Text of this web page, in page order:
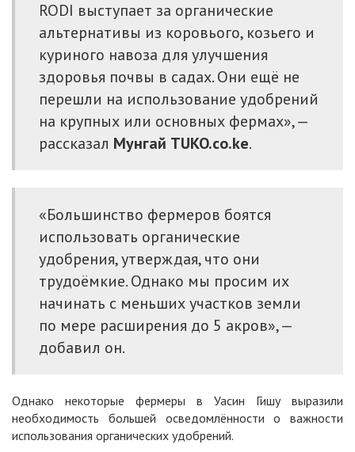
RODI выступает за органические
альтернативы из коровього, козьего и
куриного навоза для улучшения
здоровья почвы в садах. Они ещё не
перешли на использование удобрений
на крупных или основных фермах», —
рассказал Мунгай TUKO.co.ke.
«Большинство фермеров боятся
использовать органические
удобрения, утверждая, что они
трудоёмкие. Однако мы просим их
начинать с меньших участков земли
по мере расширения до 5 акров», —
добавил он.
Однако некоторые фермеры в Уасин Гишу выразили
необходимость большей осведомлённости о важности
использования органических удобрений.